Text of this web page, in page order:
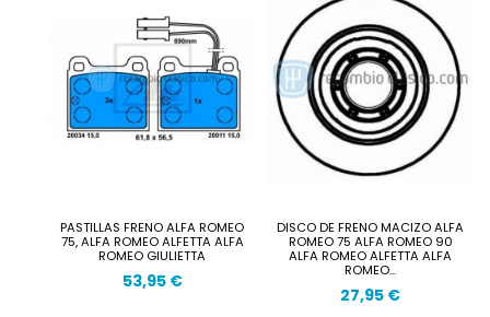
PASTILLAS FRENO ALFA ROMEO
75, ALFA ROMEO ALFETTA ALFA
ROMEO GIULIETTA
53,95 €
DISCO DE FRENO MACIZO ALFA
ROMEO 75 ALFA ROMEO 90
ALFA ROMEO ALFETTA ALFA
ROMEO...
27,95 €